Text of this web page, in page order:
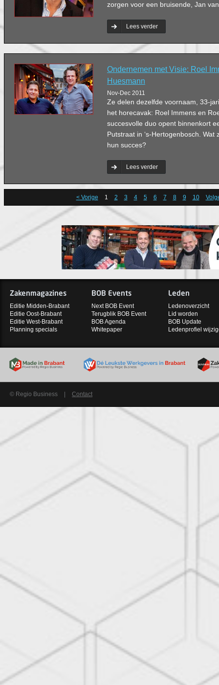
zorgen voor een bruisende, Jan
Lees verder
Ondernemen met Visie: Roel
Huesmann
Nov-Dec 2011
Ze delen dezelfde voornaam, 33-
het horecavak: Roel Immens en
succesvolle duo opent binnenkort
Putstraat in ‘s-Hertogenbosch.
hun succes?
Lees verder
< Vorige 1 2 3 4 5 6 7 8 9 10
Zakenmagazines
Editie Midden-Brabant
Editie Oost-Brabant
Editie West-Brabant
Planning specials
BOB Events
Next BOB Event
Terugblik BOB Event
BOB Agenda
Whitepaper
Leden
Ledenoverzicht
Lid worden
BOB Update
Ledenprofiel
© Regio Business Contact